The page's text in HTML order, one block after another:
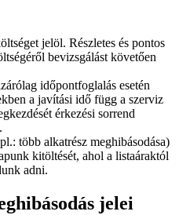
jelöl. Részletes és pontos
bevizsgálást követően
időpontfoglalás esetén
a javítási idő függ a szerviz
érkezési sorrend
több alkatrész meghibásodása)
kitöltését, ahol a listaáraktól
adni.
jelei